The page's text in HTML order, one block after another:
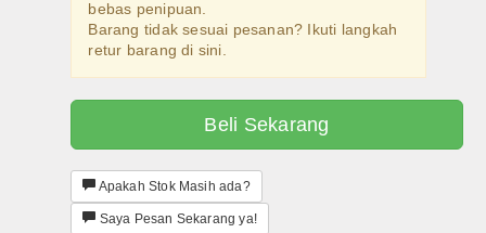
Semua Produk
Obat Cytotec
Tracking Orders
Misoprostol Cytotec Sopros Wa 082221005617 Cytotec Sopros
bebas penipuan.
Barang tidak sesuai pesanan? Ikuti langkah
retur barang di sini.
Beli Sekarang
Apakah Stok Masih ada?
Saya Pesan Sekarang ya!